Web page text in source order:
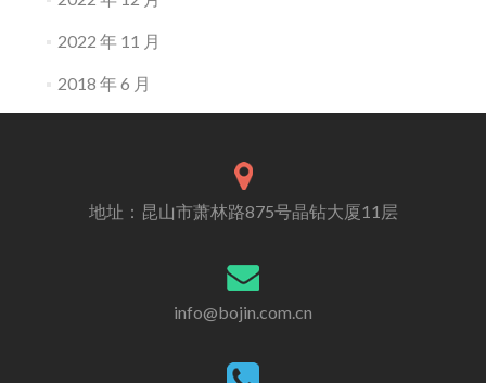
2022 年 11 月
2018 年 6 月
地址：昆山市萧林路875号晶钻大厦11层
info@bojin.com.cn